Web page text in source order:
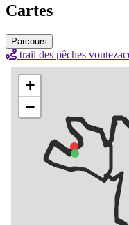
Cartes
Parcours
trail des pêches